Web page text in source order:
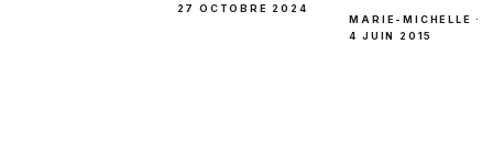
27 OCTOBRE 2024
MARIE-MICHELLE ·
4 JUIN 2015